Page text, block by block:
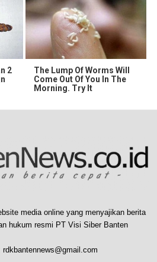
2
The Lump Of Worms Will
Come Out Of You In The
Morning. Try It
media online yang menyajikan berita
hukum resmi PT Visi Siber Banten
rdkbantennews@gmail.com